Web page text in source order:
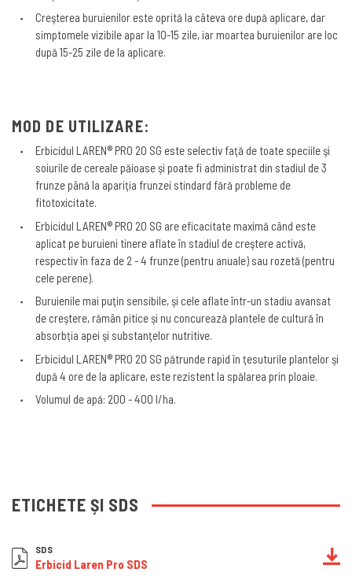
Creşterea buruienilor este oprită la câteva ore după aplicare, dar
simptomele vizibile apar la 10-15 zile, iar moartea buruienilor are loc
după 15-25 zile de la aplicare.
MOD DE UTILIZARE:
Erbicidul LAREN® PRO 20 SG este selectiv faţă de toate speciile şi
soiurile de cereale păioase şi poate fi administrat din stadiul de 3
frunze până la apariţia frunzei stindard fără probleme de
fitotoxicitate.
Erbicidul LAREN® PRO 20 SG are eficacitate maximă când este
aplicat pe buruieni tinere aflate în stadiul de creştere activă,
respectiv în faza de 2 - 4 frunze (pentru anuale) sau rozetă (pentru
cele perene).
Buruienile mai puţin sensibile, şi cele aflate într-un stadiu avansat
de creştere, rămân pitice şi nu concurează plantele de cultură în
absorbţia apei şi substanţelor nutritive.
Erbicidul LAREN® PRO 20 SG pătrunde rapid în ţesuturile plantelor şi
după 4 ore de la aplicare, este rezistent la spălarea prin ploaie.
Volumul de apă: 200 - 400 l/ha.
ETICHETE ȘI SDS
SDS
Erbicid Laren Pro SDS